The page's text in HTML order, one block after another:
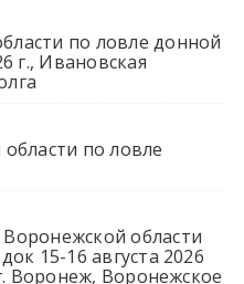
по ловле донной
г., Ивановская
по ловле
области
15-16 августа 2026
Воронеж, Воронежское